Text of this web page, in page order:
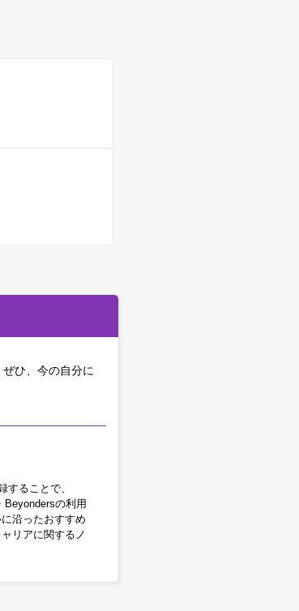
ぜひ、今の自分に
することで、
Beyondersの利用
沿ったおすすめ
リアに関するノ